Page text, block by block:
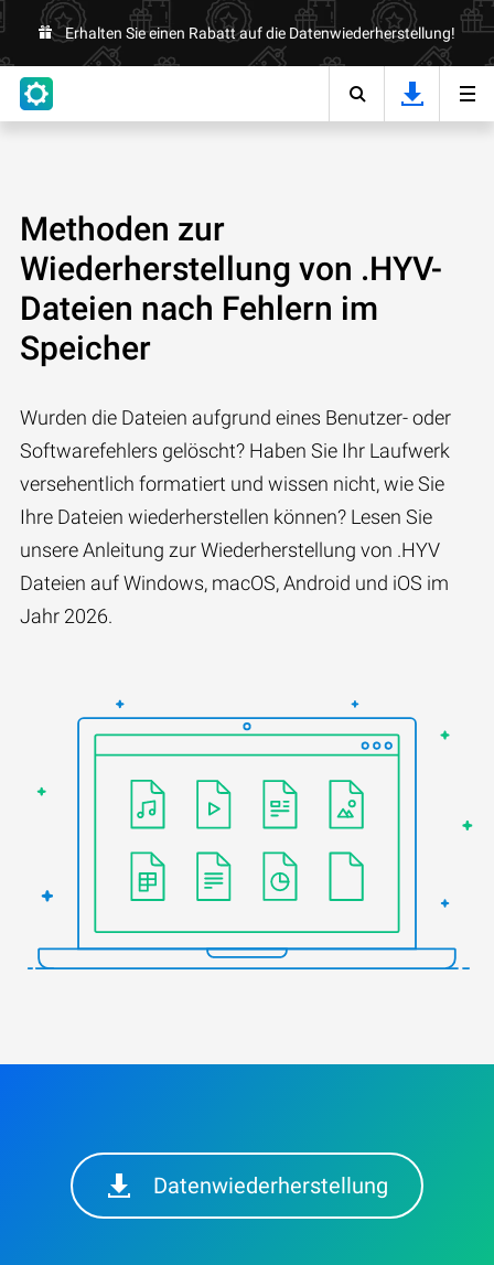
Erhalten Sie einen Rabatt auf die Datenwiederherstellung!
Methoden zur
Wiederherstellung von .HYV-
Dateien nach Fehlern im
Speicher
Wurden die Dateien aufgrund eines Benutzer- oder
Softwarefehlers gelöscht? Haben Sie Ihr Laufwerk
versehentlich formatiert und wissen nicht, wie Sie
Ihre Dateien wiederherstellen können? Lesen Sie
unsere Anleitung zur Wiederherstellung von .HYV
Dateien auf Windows, macOS, Android und iOS im
Jahr 2026.
Datenwiederherstellung